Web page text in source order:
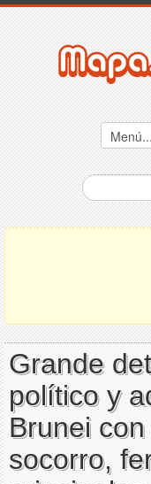
Grande
político y
Brunei
socorro,